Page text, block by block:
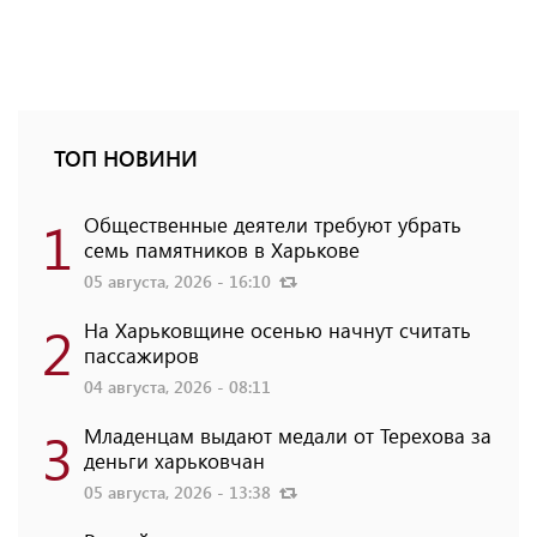
ТОП НОВИНИ
1 Общественные деятели требуют убрать
семь памятников в Харькове
05 августа, 2026 - 16:10
2 На Харьковщине осенью начнут считать
пассажиров
04 августа, 2026 - 08:11
3 Младенцам выдают медали от Терехова за
деньги харьковчан
05 августа, 2026 - 13:38